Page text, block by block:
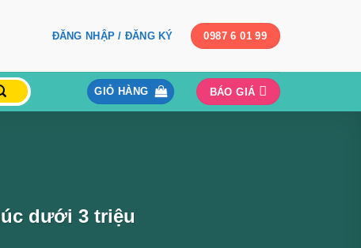
ĐĂNG NHẬP / ĐĂNG KÝ 0987 6 01 99
GIỎ HÀNG BÁO GIÁ
dưới 3 triệu